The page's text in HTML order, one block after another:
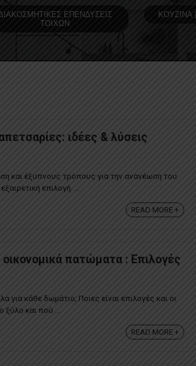
ΕΠΕΝΔΥΣΕΙΣ
ΤΟΙΧΩΝ
ιδέες & λύσεις
και έξυπνους τρόπους για την ανανέωση του
επιλογή. ...
READ MORE +
οικονομικά πατώματα : Επιλογές
κάθε δωμάτιο; Ποιες είναι επιλογές και οι
και πού ...
READ MORE +